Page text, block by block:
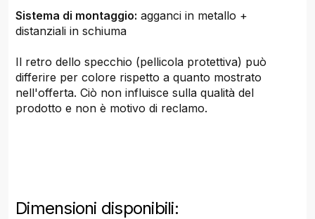
Sistema di montaggio: agganci in metallo +
distanziali in schiuma
Il retro dello specchio (pellicola protettiva) può
differire per colore rispetto a quanto mostrato
nell'offerta. Ciò non influisce sulla qualità del
prodotto e non è motivo di reclamo.
Dimensioni disponibili: